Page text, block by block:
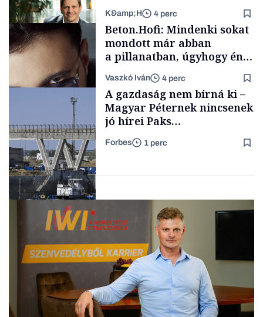
Családi
vállalkozások
TÁMOGATÓI
K&amp;H 4 perc
Forbes-sztori
Beton.Hofi: Mindenki sokat
mondott már abban
a pillanatban, úgyhogy én
a legsarkosabb
gondolataimat akartam
kimondani
Vaszkó Iván 4 perc
A gazdaság nem bírná ki –
Magyar Péternek nincsenek
jó hírei Paks
újraindításáról
Forbes 1 perc